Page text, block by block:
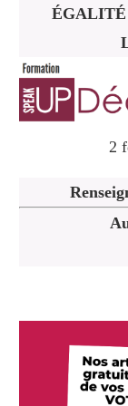
ÉGALITÉ
2